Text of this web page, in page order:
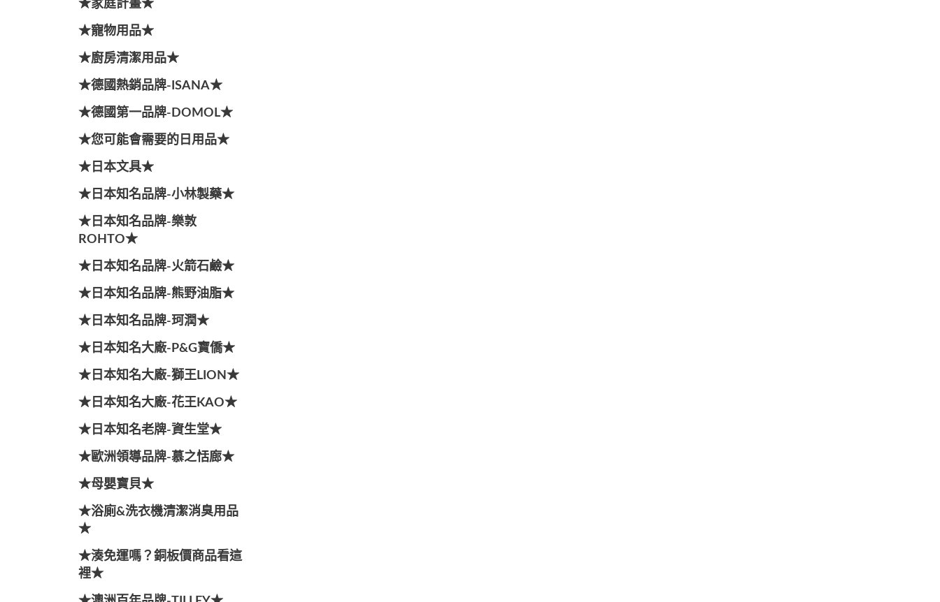
★家庭計畫★
★寵物用品★
★廚房清潔用品★
★德國熱銷品牌-ISANA★
★德國第一品牌-DOMOL★
★您可能會需要的日用品★
★日本文具★
★日本知名品牌-小林製藥★
★日本知名品牌-樂敦
ROHTO★
★日本知名品牌-火箭石鹼★
★日本知名品牌-熊野油脂★
★日本知名品牌-珂潤★
★日本知名大廠-P&G寶僑★
★日本知名大廠-獅王LION★
★日本知名大廠-花王KAO★
★日本知名老牌-資生堂★
★歐洲領導品牌-慕之恬廊★
★母嬰寶貝★
★浴廁&洗衣機清潔消臭用品
★
★湊免運嗎？銅板價商品看這
裡★